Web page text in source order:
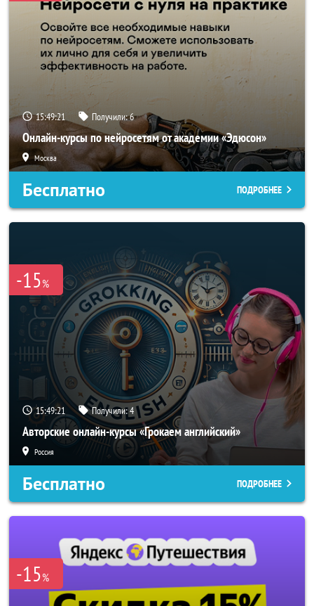
15:49:19 Получили:6
Онлайн-курсы по нейросетям от академии «Эдюсон»
Москва
Бесплатно ПОДРОБНЕЕ
-15%
15:49:19 Получили:4
Авторские онлайн-курсы «Грокаем английский»
Россия
Бесплатно ПОДРОБНЕЕ
-15%